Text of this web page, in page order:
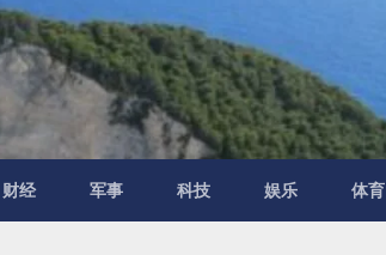
财经 军事 科技 娱乐 体育